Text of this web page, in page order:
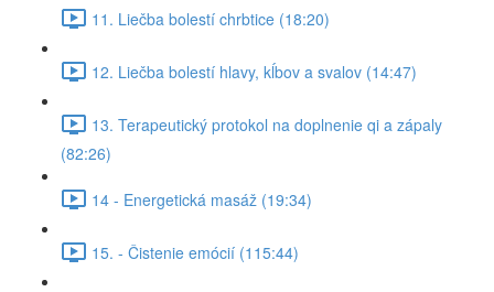
11. Liečba bolestí chrbtice (18:20)
12. Liečba bolestí hlavy, kĺbov a svalov (14:47)
13. Terapeutický protokol na doplnenie qi a zápaly
(82:26)
14 - Energetická masáž (19:34)
15. - Čistenie emócií (115:44)